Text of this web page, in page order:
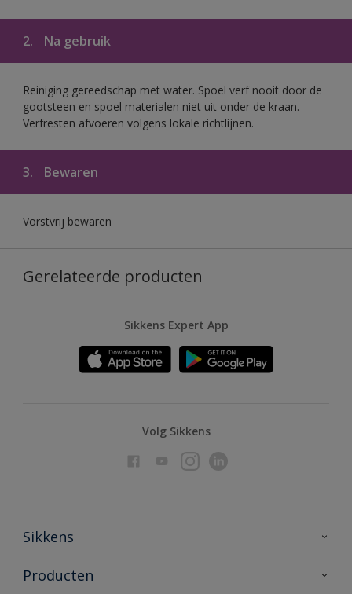
2. Na gebruik
Reiniging gereedschap met water. Spoel verf nooit door de
gootsteen en spoel materialen niet uit onder de kraan.
Verfresten afvoeren volgens lokale richtlijnen.
3. Bewaren
Vorstvrij bewaren
Gerelateerde producten
Sikkens Expert App
Volg Sikkens
Sikkens
Over Sikkens
Producten